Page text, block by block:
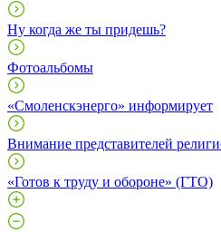
Ну когда же ты придешь?
Фотоальбомы
«Смоленскэнерго» информирует
Внимание представителей
«Готов к труду и обороне» (ГТО)